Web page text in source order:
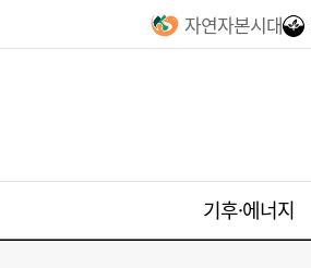
자연자본시대
기후·에너지